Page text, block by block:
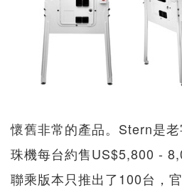
懷舊非常的產品。Stern是
珠機每台約售US$5,800 -
聯乘版本只推出了100台，